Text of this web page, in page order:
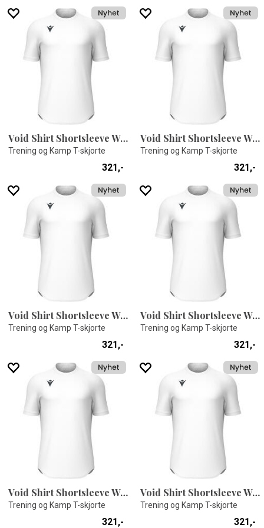
Void Shirt Shortsleeve WHT L
Trening og Kamp T-skjorte
321,-
Void Shirt Shortsleeve WHT 5XL
Trening og Kamp T-skjorte
321,-
Void Shirt Shortsleeve WHT 4XS
Trening og Kamp T-skjorte
321,-
Void Shirt Shortsleeve WHT 4XL
Trening og Kamp T-skjorte
321,-
Void Shirt Shortsleeve WHT 3XS
Trening og Kamp T-skjorte
321,-
Void Shirt Shortsleeve WHT 3XL
Trening og Kamp T-skjorte
321,-